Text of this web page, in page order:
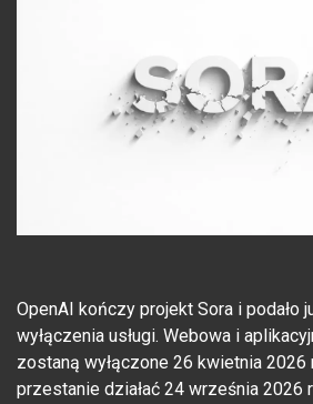
OpenAI kończy projekt Sora i podało
wyłączenia usługi. Webowa i
zostaną wyłączone 26 kwietnia 2026
przestanie działać 24 września 2026